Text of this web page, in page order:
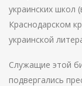
украинских школ
Краснодарском
украинской
Служащие этой
подвергались